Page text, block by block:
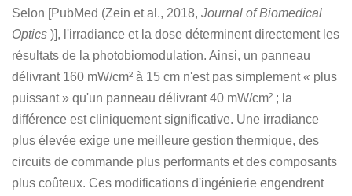
Selon [PubMed (Zein et al., 2018, Journal of Biomedical
Optics )], l'irradiance et la dose déterminent directement les
résultats de la photobiomodulation. Ainsi, un panneau
délivrant 160 mW/cm² à 15 cm n'est pas simplement « plus
puissant » qu'un panneau délivrant 40 mW/cm² ; la
différence est cliniquement significative. Une irradiance
plus élevée exige une meilleure gestion thermique, des
circuits de commande plus performants et des composants
plus coûteux. Ces modifications d'ingénierie engendrent